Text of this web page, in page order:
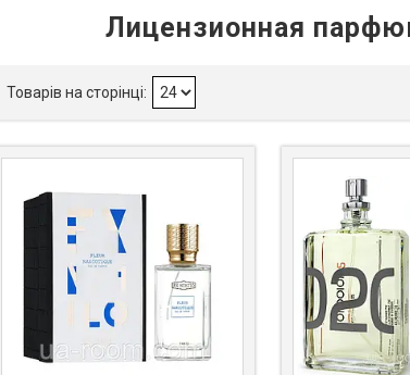
Лицензионная